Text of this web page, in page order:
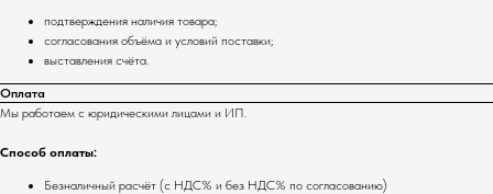
подтверждения наличия товара;
согласования объёма и условий поставки;
выставления счёта.
Оплата
Мы работаем с юридическими лицами и ИП.
Способ оплаты:
Безналичный расчёт (с НДС% и без НДС% по согласованию)